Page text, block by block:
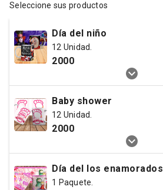
Seleccione sus productos
Día del niño
12 Unidad.
2000
Baby shower
12 Unidad.
2000
Día del los enamorados
1 Paquete.